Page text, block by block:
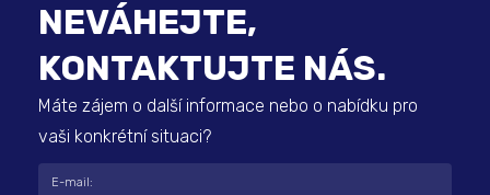
NEVÁHEJTE,
KONTAKTUJTE NÁS.
Máte zájem o další informace nebo o nabídku pro
vaši konkrétní situaci?
E-mail: